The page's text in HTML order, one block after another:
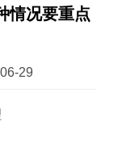
情况要重点
29